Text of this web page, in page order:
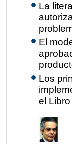
La
El
Los
el